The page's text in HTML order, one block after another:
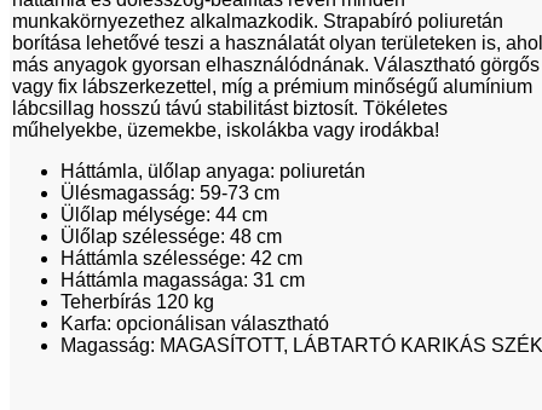
munkakörnyezethez alkalmazkodik. Strapabíró poliuretán
borítása lehetővé teszi a használatát olyan területeken is, ahol
más anyagok gyorsan elhasználódnának. Választható görgős
vagy fix lábszerkezettel, míg a prémium minőségű alumínium
lábcsillag hosszú távú stabilitást biztosít. Tökéletes
műhelyekbe, üzemekbe, iskolákba vagy irodákba!
Háttámla, ülőlap anyaga: poliuretán
Ülésmagasság: 59-73 cm
Ülőlap mélysége: 44 cm
Ülőlap szélessége: 48 cm
Háttámla szélessége: 42 cm
Háttámla magassága: 31 cm
Teherbírás 120 kg
Karfa: opcionálisan választható
Magasság: MAGASÍTOTT, LÁBTARTÓ KARIKÁS SZÉK